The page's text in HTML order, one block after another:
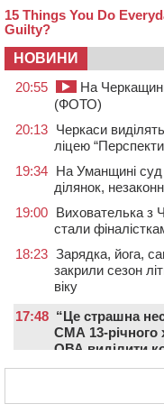
НОВИНИ
20:55
На
(ФОТО)
20:13 Черкаси
ліцею
19:34 На Уманщині
ділянок,
19:00 Вихователька з
стали
18:23 Зарядка, йога,
закрили сезон
віку
17:48 “Це страшна
СМА 13-річного
ОВА виділити
На Уманщині
освіти через